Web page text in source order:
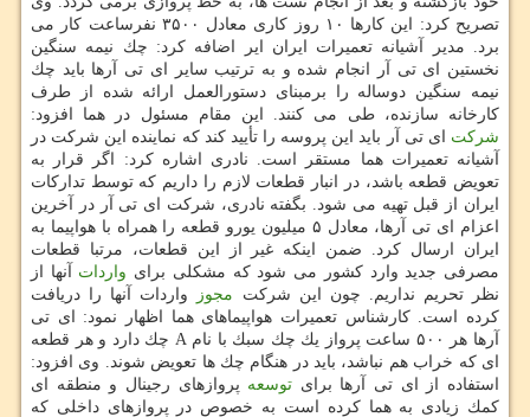
تصریح كرد: این كارها ۱۰ روز كاری معادل ۳۵۰۰ نفرساعت كار می
برد. مدیر آشیانه تعمیرات ایران ایر اضافه كرد: چك نیمه سنگین
نخستین ای تی آر انجام شده و به ترتیب سایر ای تی آرها باید چك
نیمه سنگین دوساله را برمبنای دستورالعمل ارائه شده از طرف
كارخانه سازنده، طی می كنند. این مقام مسئول در هما افزود:
شركت ای تی آر باید این پروسه را تأیید كند كه نماینده این شركت در
آشیانه تعمیرات هما مستقر است. نادری اشاره كرد: اگر قرار به
تعویض قطعه باشد، در انبار قطعات لازم را داریم كه توسط تداركات
ایران از قبل تهیه می شود. بگفته نادری، شركت ای تی آر در آخرین
اعزام ای تی آرها، معادل ۵ میلیون یورو قطعه را همراه با هواپیما به
ایران ارسال كرد. ضمن اینكه غیر از این قطعات، مرتبا قطعات
مصرفی جدید وارد كشور می شود كه مشكلی برای واردات آنها از
نظر تحریم نداریم. چون این شركت مجوز
واردات آنها را دریافت
كرده است. كارشناس تعمیرات هواپیماهای هما اظهار نمود: ای تی
آرها هر ۵۰۰ ساعت پرواز یك چك سبك با نام A چك دارد و هر قطعه
ای كه خراب هم نباشد، باید در هنگام چك ها تعویض شوند. وی افزود:
استفاده از ای تی آرها برای توسعه پروازهای رجینال و منطقه ای
كمك زیادی به هما كرده است به خصوص در پروازهای داخلی كه